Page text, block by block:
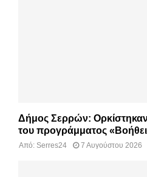
Δήμος Σερρών:
του προγράμματος
Από: Serres24 7 Αυγούστου 2026